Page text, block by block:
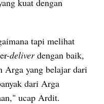
kuat dengan
tapi melihat
deliver dengan baik,
yang belajar dari
dari Arga
ucap Ardit.